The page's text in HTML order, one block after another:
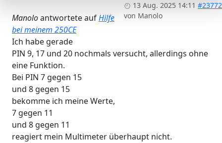
13 Aug. 2025 14:11 #23772
von Manolo
Manoloantwortete aufHilfe
bei meinem 250CE
Ich habe gerade
PIN 9, 17 und 20 nochmals versucht, allerdings ohne
eine Funktion.
Bei PIN 7 gegen 15
und 8 gegen 15
bekomme ich meine Werte,
7 gegen 11
und 8 gegen 11
reagiert mein Multimeter überhaupt nicht.